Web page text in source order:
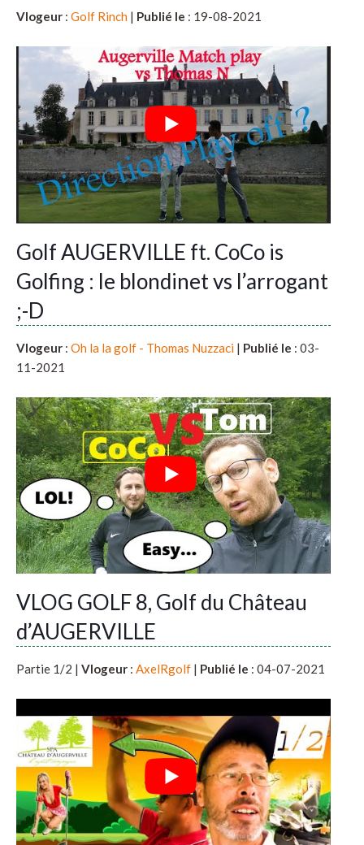
Vlogeur : Golf Rinch | Publié le : 19-08-2021
Golf AUGERVILLE ft. CoCo is
Golfing : le blondinet vs l’arrogant
;-D
Vlogeur : Oh la la golf - Thomas Nuzzaci | Publié le : 03-
11-2021
VLOG GOLF 8, Golf du Château
d’AUGERVILLE
Partie 1/2 | Vlogeur : AxelRgolf | Publié le : 04-07-2021